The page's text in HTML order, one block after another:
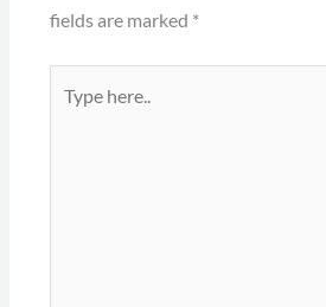
fields are marked *
here..